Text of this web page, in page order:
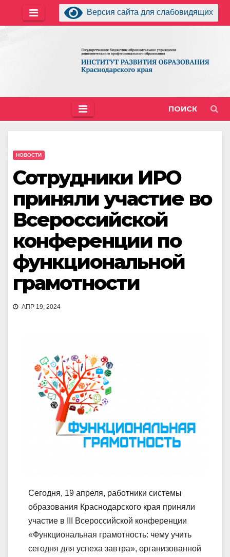
Версия сайта для слабовидящих
ПОИСК
НОВОСТИ
Сотрудники ИРО
приняли участие во
Всероссийской
конференции по
функциональной
грамотности
АПР 19, 2024
Сегодня, 19 апреля, работники системы
образования Краснодарского края приняли
участие в III Всероссийской конференции
«Функциональная грамотность: чему учить
сегодня для успеха завтра», организованной